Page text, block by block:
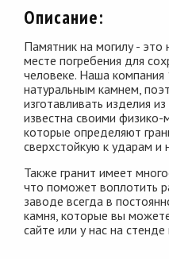
Описание:
Памятник на могилу -
месте погребения для
человеке. Наша компания
натуральным камнем,
изготавливать изделия
известна своими физико-
которые определяют
сверхстойкую к ударам и
Также гранит имеет
что поможет воплотить
заводе всегда в
камня, которые вы
сайте или у нас на